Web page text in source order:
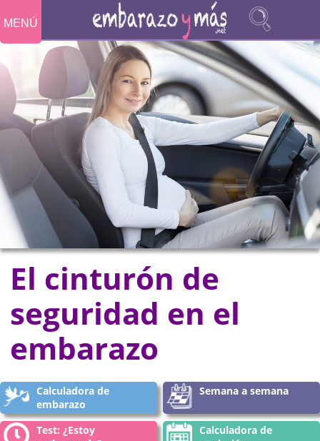
MENÚ
El cinturón de
seguridad en el
embarazo
Calculadora de
embarazo
Semana a semana
Test: ¿Estoy
Calculadora de